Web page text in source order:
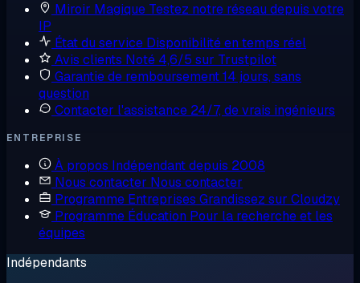
Miroir Magique Testez notre réseau depuis votre
IP
État du service Disponibilité en temps réel
Avis clients Noté 4,6/5 sur Trustpilot
Garantie de remboursement14 jours, sans
question
Contacter l'assistance 24/7, de vrais ingénieurs
ENTREPRISE
À propos Indépendant depuis 2008
Nous contacter Nous contacter
Programme Entreprises Grandissez sur Cloudzy
Programme Éducation Pour la recherche et les
équipes
Indépendants